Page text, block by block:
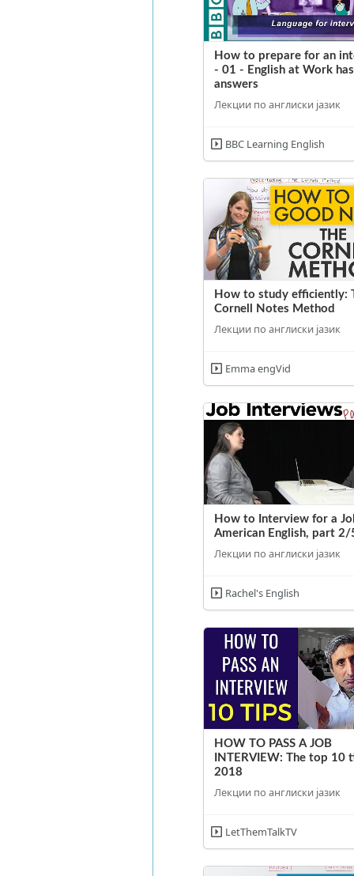
How to prepare for an
- 01 - English at Work
answers
Лекции по англиски јазик
BBC Learning English
How to study efficiently:
Cornell Notes Method
Лекции по англиски јазик
Emma engVid
How to Interview for a
American English, part 2/
Лекции по англиски јазик
Rachel's English
HOW TO PASS A JOB
INTERVIEW: The top 10
2018
Лекции по англиски јазик
LetThemTalkTV